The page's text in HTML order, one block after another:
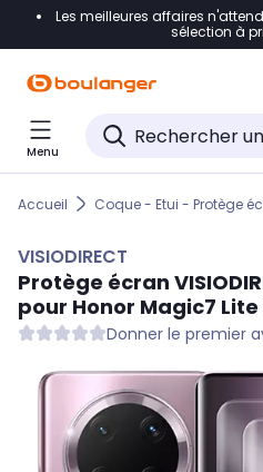
Accéder directement à la
Accéder directement au
Accéder directement au
Les meilleures affaires
sélection à
Menu
Accueil Coque - Etui - Protège
VISIODIRECT
Protège écran
pour Honor Magic7 Lite
Donner le premier